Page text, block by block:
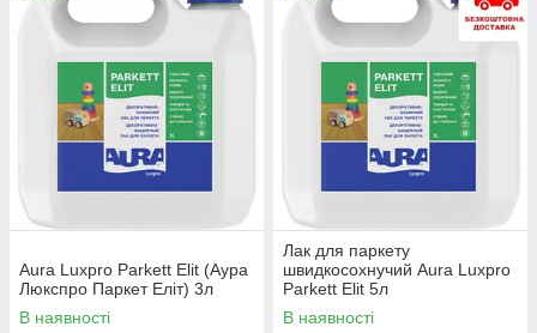
Aura Luxpro Parkett Elit (Аура
Люкспро Паркет Еліт) 3л
В наявності
Лак для паркету
швидкосохнучий Aura Luxpro
Parkett Elit 5л
В наявності